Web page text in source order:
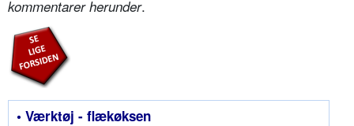
kommentarer herunder.
• Værktøj - flækøksen